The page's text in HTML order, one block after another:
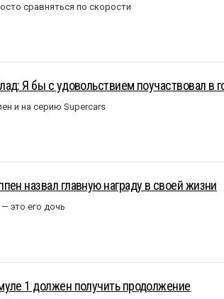
сравняться по скорости
Я бы с удовольствием поучаствовал в
и на серию Supercars
назвал главную награду в своей жизни
это его дочь
1 должен получить продолжение